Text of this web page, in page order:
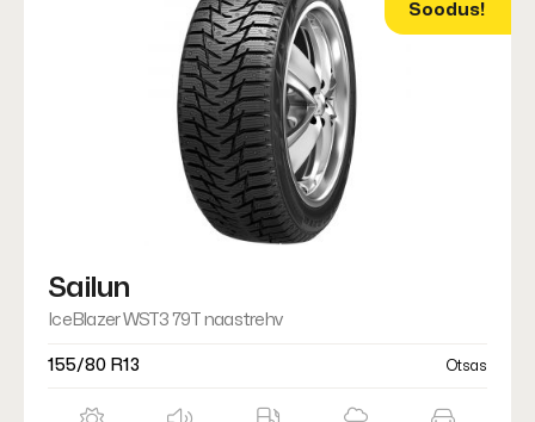
Soodus!
Sailun
IceBlazer WST3 79T naastrehv
155/80 R13 Otsas